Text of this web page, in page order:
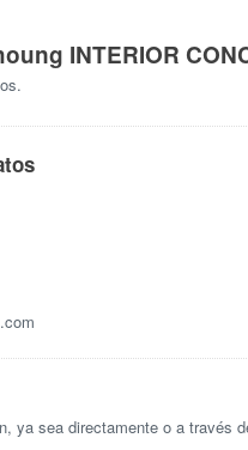
INTERIOR
ya sea directamente o a través